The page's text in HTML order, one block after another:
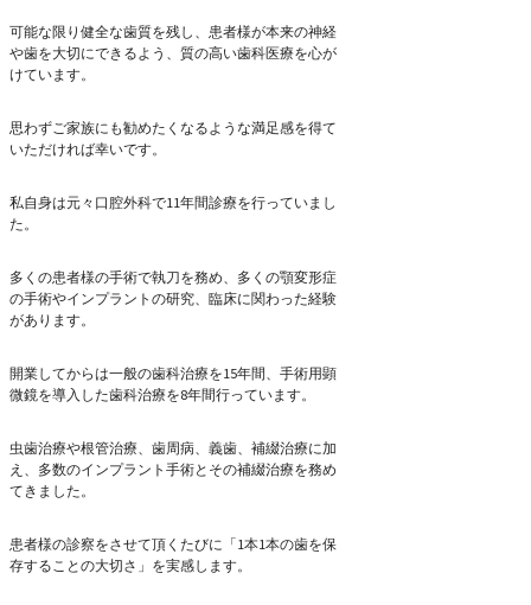
可能な限り健全な歯質を残し、患者様が本来の神経
や歯を大切にできるよう、質の高い歯科医療を心が
けています。
思わずご家族にも勧めたくなるような満足感を得て
いただければ幸いです。
私自身は元々口腔外科で11年間診療を行っていまし
た。
多くの患者様の手術で執刀を務め、多くの顎変形症
の手術やインプラントの研究、臨床に関わった経験
があります。
開業してからは一般の歯科治療を15年間、手術用顕
微鏡を導入した歯科治療を8年間行っています。
虫歯治療や根管治療、歯周病、義歯、補綴治療に加
え、多数のインプラント手術とその補綴治療を務め
てきました。
患者様の診察をさせて頂くたびに「1本1本の歯を保
存することの大切さ」を実感します。